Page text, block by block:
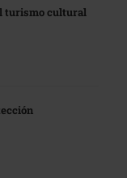
turismo cultural